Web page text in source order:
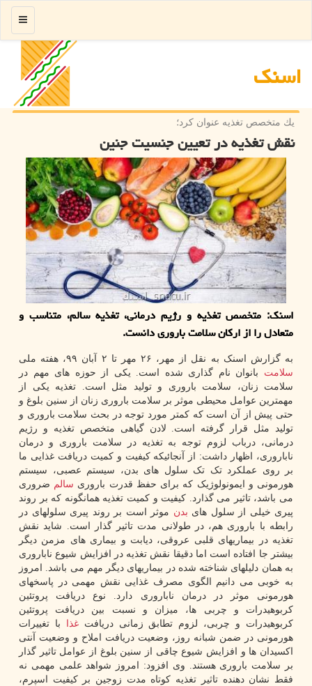
اسنك
منو
یك متخصص تغذیه عنوان كرد؛
نقش تغذیه در تعیین جنسیت جنین
اسنك: متخصص تغذیه و رژیم درمانی، تغذیه سالم، متناسب و
متعادل را از اركان سلامت باروری دانست.
به گزارش اسنک به نقل از مهر، ۲۶ مهر تا ۲ آبان ۹۹، هفته ملی
سلامت بانوان نام گذاری شده است. یکی از حوزه های مهم در
سلامت زنان، سلامت باروری و تولید مثل است. تغذیه یکی از
مهمترین عوامل محیطی موثر بر سلامت باروری زنان از سنین بلوغ و
حتی پیش از آن است که کمتر مورد توجه در بحث سلامت باروری و
تولید مثل قرار گرفته است. لادن گیاهی متخصص تغذیه و رژیم
درمانی، درباب لزوم توجه به تغذیه در سلامت باروری و درمان
ناباروری، اظهار داشت: از آنجائیکه کیفیت و کمیت دریافت غذایی ما
بر روی عملکرد تک تک سلول های بدن، سیستم عصبی، سیستم
هورمونی و ایمونولوژیک که برای حفظ قدرت باروری سالم ضروری
می باشد، تاثیر می گذارد. کیفیت و کمیت تغذیه همانگونه که بر روند
پیری خیلی از سلول های بدن موثر است بر روند پیری سلولهای در
رابطه با باروری هم، در طولانی مدت تاثیر گذار است. شاید نقش
تغذیه در بیماریهای قلبی عروقی، دیابت و بیماری های مزمن دیگر
بیشتر جا افتاده است اما دقیقا نقش تغذیه در افزایش شیوع ناباروری
به همان دلیلهای شناخته شده در بیماریهای دیگر مهم می باشد. امروز
به خوبی می دانیم الگوی مصرف غذایی نقش مهمی در پاسخهای
هورمونی موثر در درمان ناباروری دارد. نوع دریافت پروتئین
کربوهیدرات و چربی ها، میزان و نسبت بین دریافت پروتئین
کربوهیدرات و چربی، لزوم تطابق زمانی دریافتغذا
با تغییرات
هورمونی در ضمن شبانه روز، وضعیت دریافت املاح و وضعیت آنتی
اکسیدان ها و افزایش شیوع چاقی از سنین بلوغ از عوامل تاثیر گذار
بر سلامت باروری هستند. وی افزود: امروز شواهد علمی مهمی نه
فقط نشان دهنده تاثیر تغذیه کوتاه مدت زوجین بر کیفیت اسپرم،